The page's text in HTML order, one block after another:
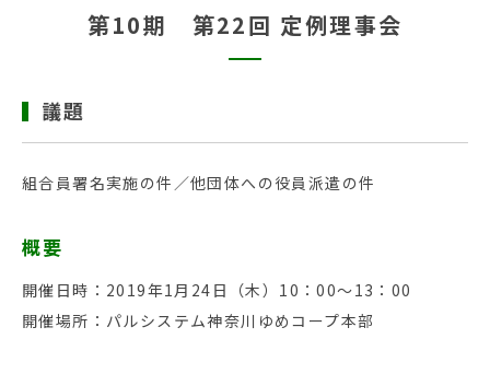
第10期 第22回 定例理事会
議題
組合員署名実施の件／他団体への役員派遣の件
概要
開催日時：2019年1月24日（木）10：00〜13：00
開催場所：パルシステム神奈川ゆめコープ本部